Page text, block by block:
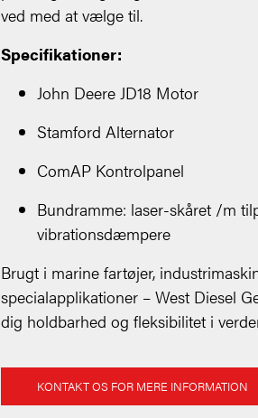
ved med at vælge til.
Specifikationer:
John Deere JD18 Motor
Stamford Alternator
ComAP Kontrolpanel
Bundramme: laser-skåret /m
vibrationsdæmpere
Brugt i marine fartøjer,
specialapplikationer – West Diesel
dig holdbarhed og fleksibilitet i
KONTAKT OS FOR MERE INFORMATION